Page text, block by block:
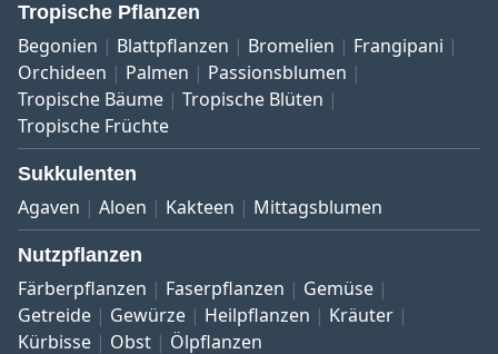
Tropische Pflanzen
Begonien Blattpflanzen Bromelien
Frangipani
Orchideen
Palmen
Passionsblumen
Tropische Bäume
Tropische Blüten
Tropische Früchte
Sukkulenten
Agaven Aloen Kakteen Mittagsblumen
Nutzpflanzen
Färberpflanzen Faserpflanzen
Gemüse
Getreide
Gewürze Heilpflanzen
Kräuter
Kürbisse
Obst Ölpflanzen